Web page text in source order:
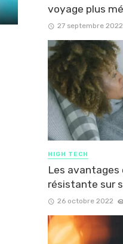
voyage plus
27 septembre 2022
HIGH TECH
Les avantages
résistante sur
26 octobre 2022